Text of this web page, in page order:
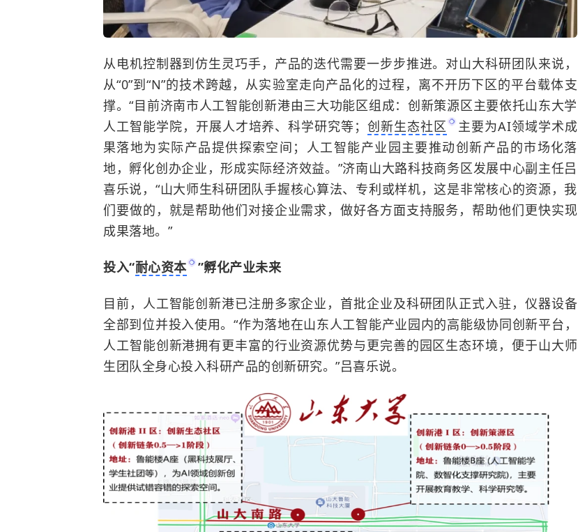
从电机控制器到仿生灵巧手，产品的迭代需要一步步推进。对山大科研团队来说，
从“0”到“N”的技术跨越，从实验室走向产品化的过程，离不开历下区的平台载体支
撑。“目前济南市人工智能创新港由三大功能区组成：创新策源区主要依托山东大学
人工智能学院，开展人才培养、科学研究等； 创新生态社区
主要为AI领域学术成
果落地为实际产品提供探索空间；人工智能产业园主要推动创新产品的市场化落
地，孵化创办企业，形成实际经济效益。”济南山大路科技商务区发展中心副主任吕
喜乐说，“山大师生科研团队手握核心算法、专利或样机，这是非常核心的资源，我
们要做的，就是帮助他们对接企业需求，做好各方面支持服务，帮助他们更快实现
成果落地。”
投入“耐心资本 ”孵化产业未来
目前，人工智能创新港已注册多家企业，首批企业及科研团队正式入驻，仪器设备
全部到位并投入使用。“作为落地在山东人工智能产业园内的高能级协同创新平台，
人工智能创新港拥有更丰富的行业资源优势与更完善的园区生态环境，便于山大师
生团队全身心投入科研产品的创新研究。”吕喜乐说。